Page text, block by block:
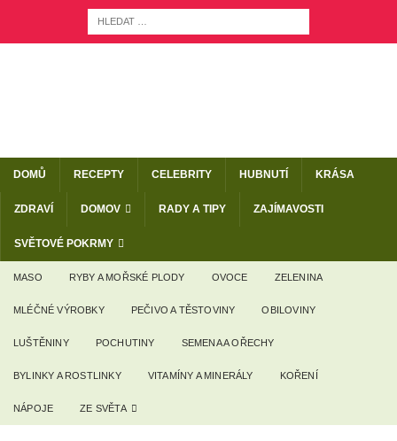
DOMŮ RECEPTY CELEBRITY HUBNUTÍ KRÁSA
ZDRAVÍ DOMOV RADY A TIPY ZAJÍMAVOSTI
SVĚTOVÉ POKRMY
MASO RYBY A MOŘSKÉ PLODY OVOCE ZELENINA
MLÉČNÉ VÝROBKY PEČIVO A TĚSTOVINY OBILOVINY
LUŠTĚNINY POCHUTINY SEMENA A OŘECHY
BYLINKY A ROSTLINKY VITAMÍNY A MINERÁLY KOŘENÍ
NÁPOJE ZE SVĚTA